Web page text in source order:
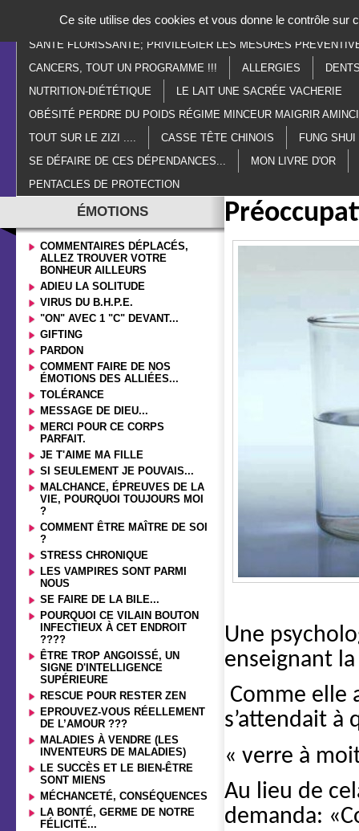
ACCUEIL PARANORMAL ESOTÉRISME
SANTÉ FLORISSANTE; PRIVILÉGIER LES MESURES
CANCERS, TOUT UN PROGRAMME !!!
ALLERGIES
NUTRITION-DIÉTÉTIQUE
LE LAIT UNE SACRÉE VACHERIE
OBÉSITÉ PERDRE DU POIDS RÉGIME MINCEUR MAIGRIR
TOUT SUR LE ZIZI ....
CASSE TÊTE CHINOIS
FUNG SHUI
SE DÉFAIRE DE CES DÉPENDANCES...
MON LIVRE D'OR
PENTACLES DE PROTECTION
ÉMOTIONS
COMMENTAIRES DÉPLACÉS,
ALLEZ TROUVER VOTRE
BONHEUR AILLEURS
ADIEU LA SOLITUDE
VIRUS DU B.H.P.E.
"ON" AVEC 1 "C" DEVANT...
GIFTING
PARDON
COMMENT FAIRE DE NOS
ÉMOTIONS DES ALLIÉES...
TOLÉRANCE
MESSAGE DE DIEU...
MERCI POUR CE CORPS
PARFAIT.
JE T'AIME MA FILLE
SI SEULEMENT JE POUVAIS...
MALCHANCE, ÉPREUVES DE LA
VIE, POURQUOI TOUJOURS MOI
?
COMMENT ÊTRE MAÎTRE DE SOI
?
STRESS CHRONIQUE
LES VAMPIRES SONT PARMI
NOUS
SE FAIRE DE LA BILE...
POURQUOI CE VILAIN BOUTON
INFECTIEUX À CET ENDROIT
????
ÊTRE TROP ANGOISSÉ, UN
SIGNE D'INTELLIGENCE
SUPÉRIEURE
RESCUE POUR RESTER ZEN
EPROUVEZ-VOUS RÉELLEMENT
DE L’AMOUR ???
MALADIES À VENDRE (LES
INVENTEURS DE MALADIES)
LE SUCCÈS ET LE BIEN-ÊTRE
SONT MIENS
MÉCHANCETÉ, CONSÉQUENCES
LA BONTÉ, GERME DE NOTRE
FÉLICITÉ...
Une
enseignant
Comme elle
s’attendait à
« verre à
Au lieu de
demanda:
Ce site utilise des cookies et vous donne le contrôle sur